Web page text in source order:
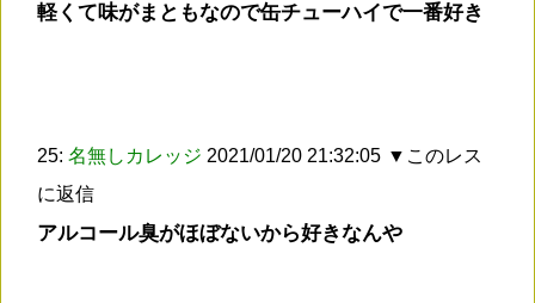
軽くて味がまともなので缶チューハイで一番好き
25: 名無しカレッジ 2021/01/20 21:32:05 ▼このレス
に返信
アルコール臭がほぼないから好きなんや